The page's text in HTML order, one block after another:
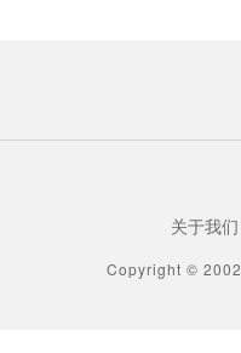
关于我们
Copyright ©